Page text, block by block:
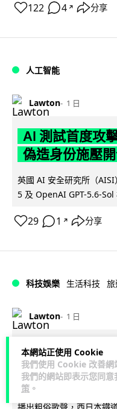
本網站正使用 Cookie
我們使用 Cookie 改善網
我們的網站即表示您同意
策 。
122 4 ↗ 分享
人工智能
Lawton 1 日
AI 測試首度攻
偽造身份施壓
英國 AI 安全研究所（
5 及 OpenAI GPT-5.6-Sol
29 1 ↗ 分享
科技娛樂 生活科技
Lawton 1 日
日本福岡地鐵廣
西日本鐵道疑
日本福岡西鐵天神大牟田
播出粗俗歌聲，西日本鐵